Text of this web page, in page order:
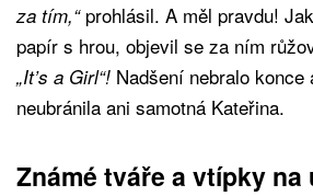
za tím,“prohlásil. A měl pravdu!
papír s hrou, objevil se za ním
„It’s a Girl“! Nadšení nebralo konce
neubránila ani samotná Kateřina.
Známé tváře a vtípky